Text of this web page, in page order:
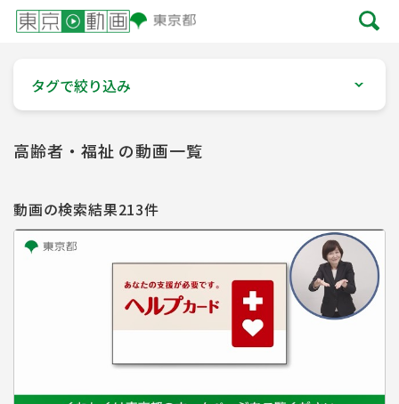
タグで絞り込み
高齢者・福祉 の動画一覧
動画の検索結果213件